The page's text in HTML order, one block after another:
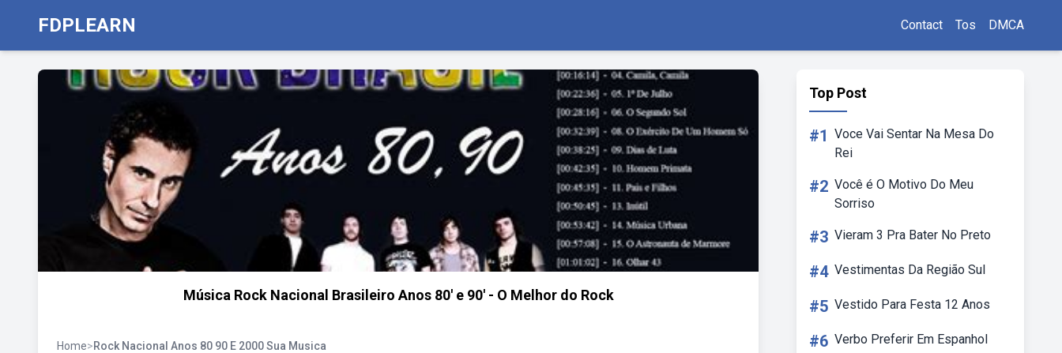
FDPLEARN Contact Tos DMCA
Música Rock Nacional Brasileiro Anos 80' e 90' - O Melhor do Rock
Home>Rock Nacional Anos 80 90 E 2000 Sua Musica
Top Post
#1 Voce Vai Sentar Na Mesa Do
Rei
#2 Você é O Motivo Do Meu
Sorriso
#3 Vieram 3 Pra Bater No Preto
#4 Vestimentas Da Região Sul
#5 Vestido Para Festa 12 Anos
#6 Verbo Preferir Em Espanhol